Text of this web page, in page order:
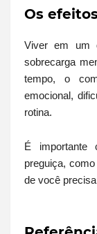
Os
Viver em um
sobrecarga
tempo, o
emocional,
rotina.
É importante
preguiça,
de você